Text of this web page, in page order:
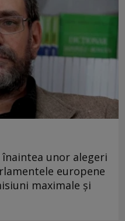
unor alegeri
europene
maximale și